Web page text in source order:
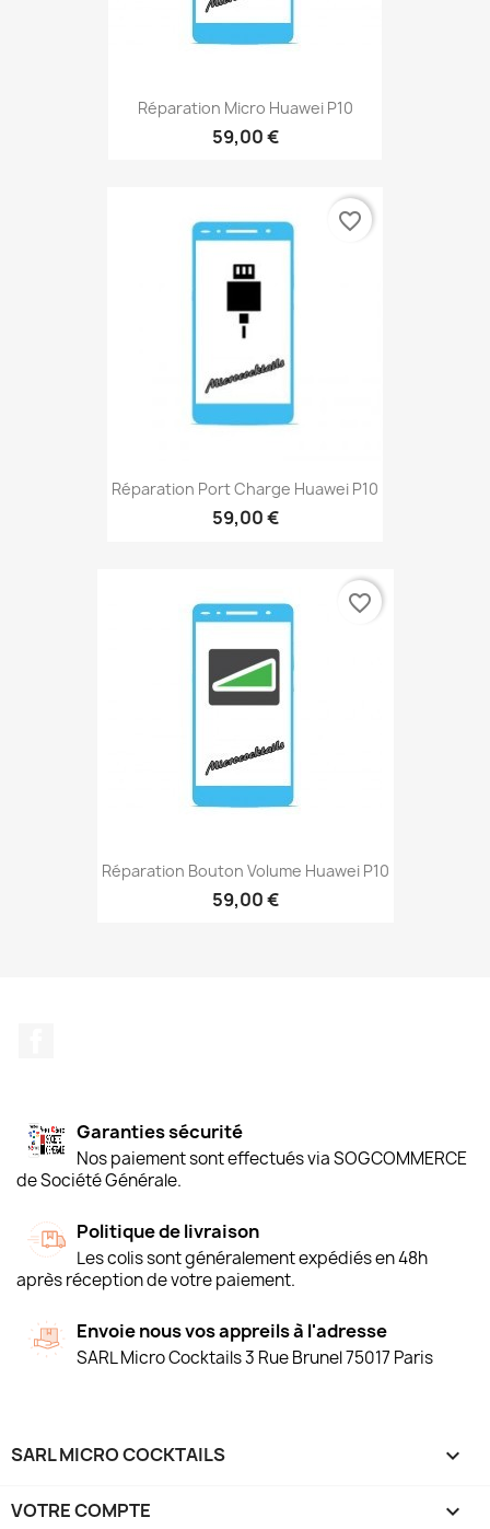
Réparation Micro Huawei P10
59,00 €
Réparation Port Charge Huawei P10
59,00 €
favorite_border
Réparation Bouton Volume Huawei P10
59,00 €
favorite_border
Garanties sécurité
Nos paiement sont effectués via SOGCOMMERCE
de Société Générale.
Politique de livraison
Les colis sont généralement expédiés en 48h
après réception de votre paiement.
Envoie nous vos appreils à l'adresse
SARL Micro Cocktails 3 Rue Brunel 75017 Paris
SARL MICRO COCKTAILS 
VOTRE COMPTE 